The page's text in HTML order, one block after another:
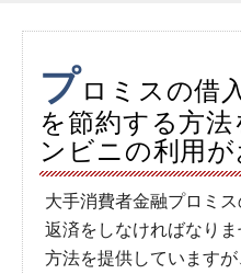
プロミスの借
を節約する方法
ンビニの利用が
大手消費者金融プロミ
返済をしなければなり
方法を提供しています